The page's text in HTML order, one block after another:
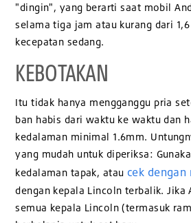
"dingin", yang berarti saat mobil
selama tiga jam atau kurang dari
kecepatan sedang.
KEBOTAKAN
Itu tidak hanya mengganggu pria
ban habis dari waktu ke waktu dan
kedalaman minimal 1.6mm.
yang mudah untuk diperiksa:
kedalaman tapak, atau cek dengan
dengan kepala Lincoln terbalik. Jika
semua kepala Lincoln (termasuk